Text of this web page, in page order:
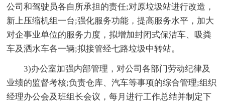
公司和驾驶员各自所承担的责任;对原垃圾站进行改造，
新上压缩机组一台;强化服务功能，提高服务水平，加大
对企事业单位的服务力度，拟增加封闭式保洁车、吸粪
车及洒水车各一辆;拟接管经七路垃圾中转站。
3)办公室加强内部管理，对公司各部门劳动纪律及
业绩的监督考核;负责仓库、汽车等事项的综合管理;组织
经理办公会及班组长会议，每月进行工作总结并制定下